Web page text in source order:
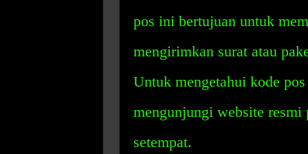
pos ini bertujuan untuk
mengirimkan surat atau
Untuk mengetahui kode
mengunjungi website resmi
setempat.